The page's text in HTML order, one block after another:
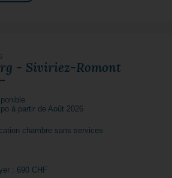
- Siviriez-Romont
à partir de Août 2026
chambre sans services
: 690 CHF